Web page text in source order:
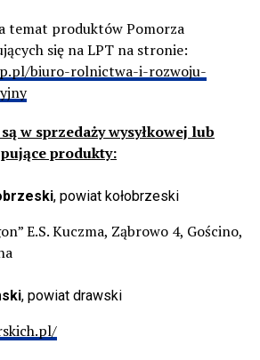
temat produktów Pomorza
się na LPT na stronie:
biuro-rolnictwa-i-rozwoju-
w sprzedaży wysyłkowej lub
produkty:
, powiat kołobrzeski
E.S. Kuczma, Ząbrowo 4, Gościno,
, powiat drawski